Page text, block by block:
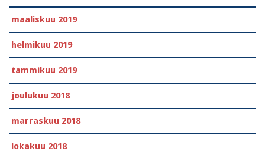
maaliskuu 2019
helmikuu 2019
tammikuu 2019
joulukuu 2018
marraskuu 2018
lokakuu 2018